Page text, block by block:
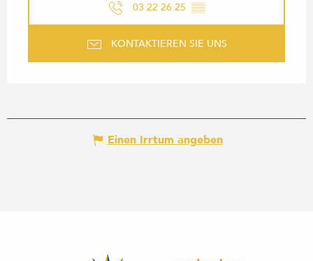
03 22 26 25 ▒▒
KONTAKTIEREN SIE UNS
Einen Irrtum angeben